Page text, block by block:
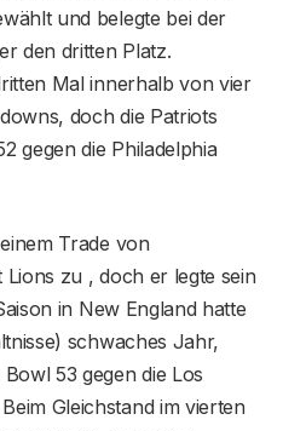
und belegte bei der
den dritten Platz.
Mal innerhalb von vier
doch die Patriots
gegen die Philadelphia
Trade von
zu , doch er legte sein
in New England hatte
schwaches Jahr,
53 gegen die Los
Gleichstand im vierten